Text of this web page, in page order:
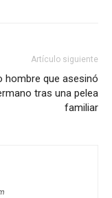
Artículo siguiente
hombre que asesinó
tras una pelea
familiar